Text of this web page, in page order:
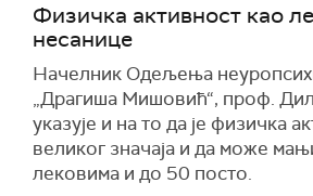
Физичка активност као
несанице
Начелник Одељења
„Драгиша Мишовић“, проф.
указује и на то да је физичка
великог значаја и да може
лековима и до 50 посто.